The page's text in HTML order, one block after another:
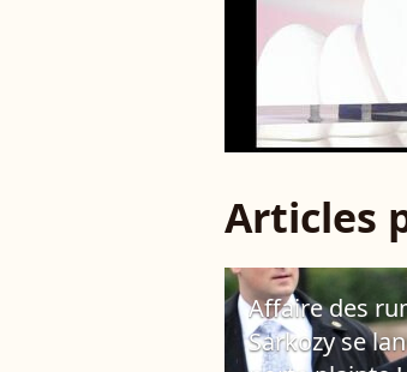
Articles
Affaire des
Sarkozy se